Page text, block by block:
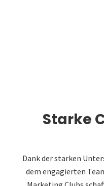
Starke
Dank der starken
dem engagierten